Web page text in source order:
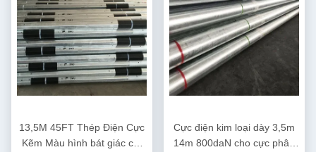
13,5M 45FT Thép Điện Cực
Kẽm Màu hình bát giác cắt
Cực điện kim loại dày 3,5m
14m 800daN cho cực phân